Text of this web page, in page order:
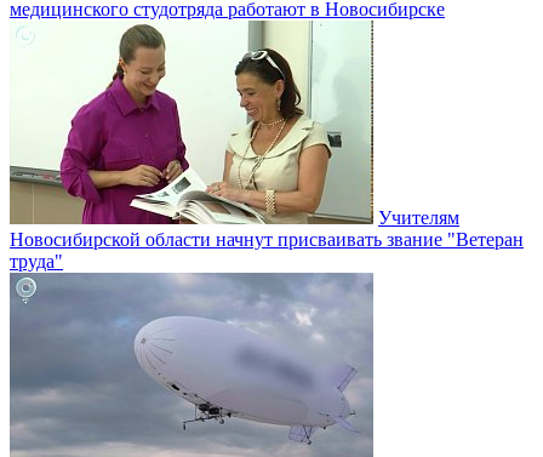
медицинского студотряда работают в Новосибирске
Учителям
Новосибирской области начнут присваивать звание "Ветеран
труда"